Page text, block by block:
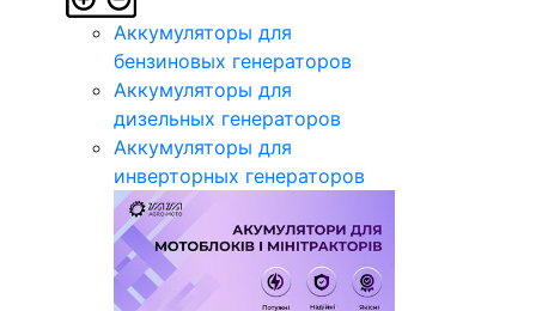
Аккумуляторы для
бензиновых генераторов
Аккумуляторы для
дизельных генераторов
Аккумуляторы для
инверторных генераторов